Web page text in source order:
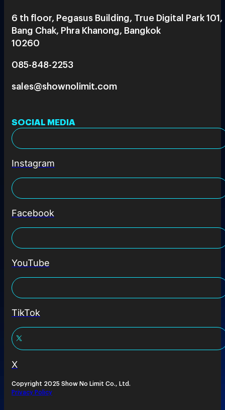
6 th floor, Pegasus Building, True Digital Park 101,
Bang Chak, Phra Khanong, Bangkok
10260
085-848-2253
sales@shownolimit.com
SOCIAL MEDIA
Instagram
Facebook
YouTube
TikTok
X
Copyright 2025 Show No Limit Co., Ltd.
Privacy Policy